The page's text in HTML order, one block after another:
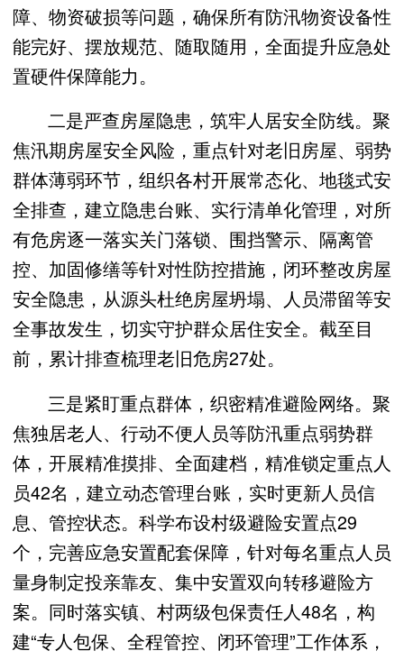
障、物资破损等问题，确保所有防汛物资设备性
能完好、摆放规范、随取随用，全面提升应急处
置硬件保障能力。
二是严查房屋隐患，筑牢人居安全防线。聚
焦汛期房屋安全风险，重点针对老旧房屋、弱势
群体薄弱环节，组织各村开展常态化、地毯式安
全排查，建立隐患台账、实行清单化管理，对所
有危房逐一落实关门落锁、围挡警示、隔离管
控、加固修缮等针对性防控措施，闭环整改房屋
安全隐患，从源头杜绝房屋坍塌、人员滞留等安
全事故发生，切实守护群众居住安全。截至目
前，累计排查梳理老旧危房27处。
三是紧盯重点群体，织密精准避险网络。聚
焦独居老人、行动不便人员等防汛重点弱势群
体，开展精准摸排、全面建档，精准锁定重点人
员42名，建立动态管理台账，实时更新人员信
息、管控状态。科学布设村级避险安置点29
个，完善应急安置配套保障，针对每名重点人员
量身制定投亲靠友、集中安置双向转移避险方
案。同时落实镇、村两级包保责任人48名，构
建“专人包保、全程管控、闭环管理”工作体系，